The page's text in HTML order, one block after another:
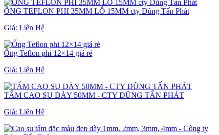
ỐNG TEFLON PHI 35MM LỖ 15MM cty Dũng Tấn Phát
Giá: Liên Hệ
Ống Teflon phi 12×14 giá rẻ
Giá: Liên Hệ
TẤM CAO SU DÀY 50MM - CTY DŨNG TẤN PHÁT
Giá: Liên Hệ